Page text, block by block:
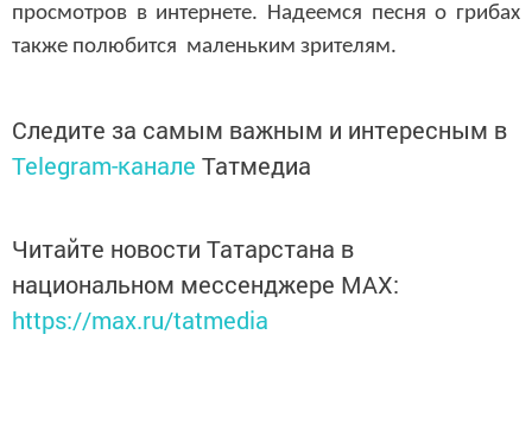
просмотров в интернете. Надеемся песня о грибах
также полюбится маленьким зрителям.
Следите за самым важным и интересным в
Telegram-канале Татмедиа
Читайте новости Татарстана в
национальном мессенджере MАХ:
https://max.ru/tatmedia